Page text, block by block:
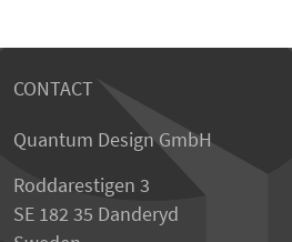
CONTACT
Quantum Design GmbH
Roddarestigen 3
SE 182 35 Danderyd